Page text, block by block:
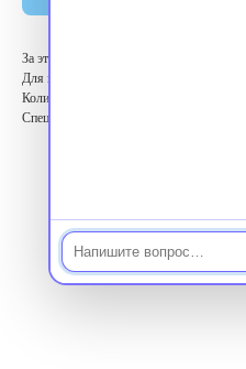
За этот курс вы получите 72 балла ЗЕТ
Для кого: Высший медицинский персонал
Количество баллов: 72 ЗЕТ
Специальность: Кардиология